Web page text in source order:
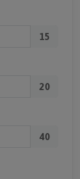
15
20
40